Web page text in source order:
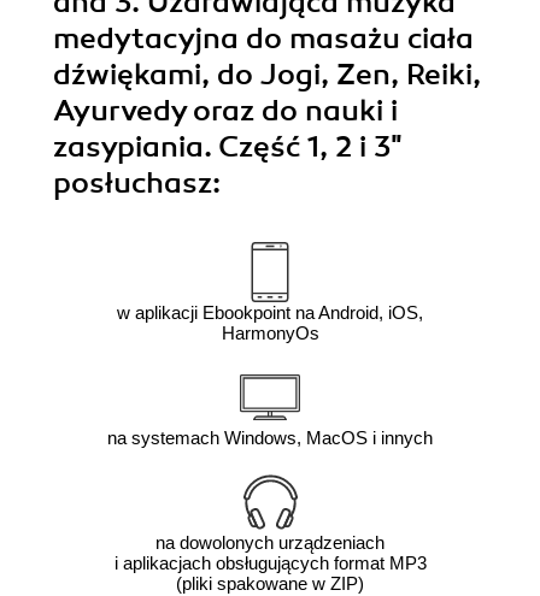
medytacyjna do masażu ciała
dźwiękami, do Jogi, Zen, Reiki,
Ayurvedy oraz do nauki i
zasypiania. Część 1, 2 i 3"
posłuchasz:
w aplikacji Ebookpoint na Android, iOS,
HarmonyOs
na systemach Windows, MacOS i innych
na dowolonych urządzeniach
i aplikacjach obsługujących format MP3
(pliki spakowane w ZIP)